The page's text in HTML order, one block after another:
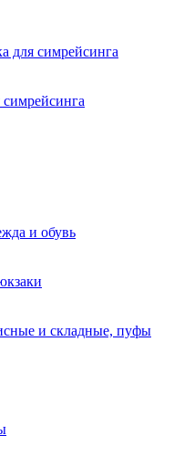
для симрейсинга
симрейсинга
и обувь
и складные, пуфы